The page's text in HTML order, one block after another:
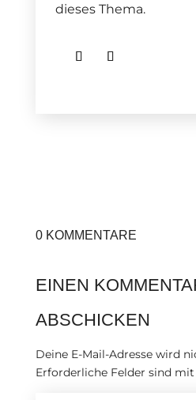
dieses Thema.
0 KOMMENTARE
EINEN
ABSCHICKEN
Deine E-Mail-Adresse wird
Erforderliche Felder sind mit